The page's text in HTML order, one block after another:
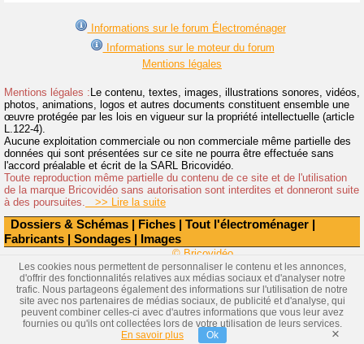
Dossiers & Schémas | Fiches | Tout l'électroménager |
Fabricants | Sondages | Images
Informations sur le forum Électroménager
Informations sur le moteur du forum
Mentions légales
Mentions légales :Le contenu, textes, images, illustrations sonores, vidéos,
photos, animations, logos et autres documents constituent ensemble une
œuvre protégée par les lois en vigueur sur la propriété intellectuelle (article
L.122-4).
Aucune exploitation commerciale ou non commerciale même partielle des
données qui sont présentées sur ce site ne pourra être effectuée sans
l'accord préalable et écrit de la SARL Bricovidéo.
Toute reproduction même partielle du contenu de ce site et de l'utilisation
de la marque Bricovidéo sans autorisation sont interdites et donneront suite
à des poursuites.
>> Lire la suite
© Bricovidéo
Les cookies nous permettent de personnaliser le contenu et les annonces,
d'offrir des fonctionnalités relatives aux médias sociaux et d'analyser notre
trafic. Nous partageons également des informations sur l'utilisation de notre
site avec nos partenaires de médias sociaux, de publicité et d'analyse, qui
peuvent combiner celles-ci avec d'autres informations que vous leur avez
fournies ou qu'ils ont collectées lors de votre utilisation de leurs services.
En savoir plus
Ok ×